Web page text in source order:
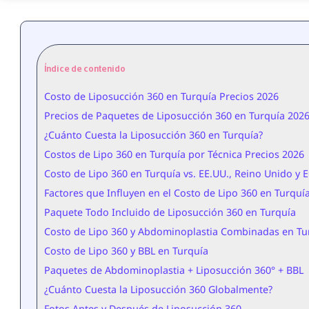
Índice de contenido
Costo de Liposucción 360 en Turquía Precios 2026
Precios de Paquetes de Liposucción 360 en Turquía 2026
¿Cuánto Cuesta la Liposucción 360 en Turquía?
Costos de Lipo 360 en Turquía por Técnica Precios 2026
Costo de Lipo 360 en Turquía vs. EE.UU., Reino Unido y
Factores que Influyen en el Costo de Lipo 360 en Turquía
Paquete Todo Incluido de Liposucción 360 en Turquía
Costo de Lipo 360 y Abdominoplastia Combinadas en
Costo de Lipo 360 y BBL en Turquía
Paquetes de Abdominoplastia + Liposucción 360° + BBL
¿Cuánto Cuesta la Liposucción 360 Globalmente?